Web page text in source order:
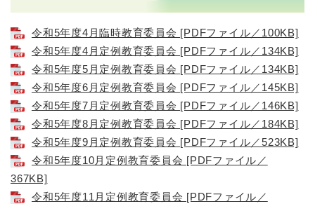
令和5年度4月臨時教育委員会 [PDFファイル／100KB]
令和5年度4月定例教育委員会 [PDFファイル／134KB]
令和5年度5月定例教育委員会 [PDFファイル／134KB]
令和5年度6月定例教育委員会 [PDFファイル／145KB]
令和5年度7月定例教育委員会 [PDFファイル／146KB]
令和5年度8月定例教育委員会 [PDFファイル／184KB]
令和5年度9月定例教育委員会 [PDFファイル／523KB]
令和5年度10月定例教育委員会 [PDFファイル／
367KB]
令和5年度11月定例教育委員会 [PDFファイル／